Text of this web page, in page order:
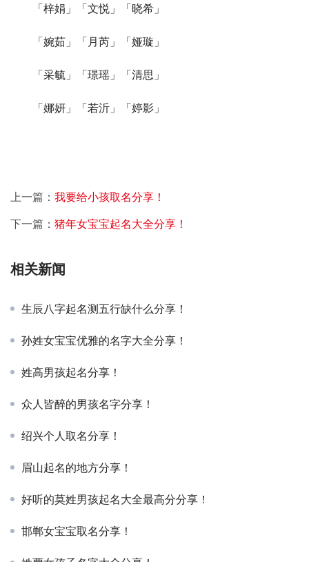
「梓娟」「文悦」「晓希」
「婉茹」「月芮」「娅璇」
「采毓」「璟瑶」「清思」
「娜妍」「若沂」「婷影」
上一篇： 我要给小孩取名分享！
下一篇： 猪年女宝宝起名大全分享！
相关新闻
生辰八字起名测五行缺什么分享！
孙姓女宝宝优雅的名字大全分享！
姓高男孩起名分享！
众人皆醉的男孩名字分享！
绍兴个人取名分享！
眉山起名的地方分享！
好听的莫姓男孩起名大全最高分分享！
邯郸女宝宝取名分享！